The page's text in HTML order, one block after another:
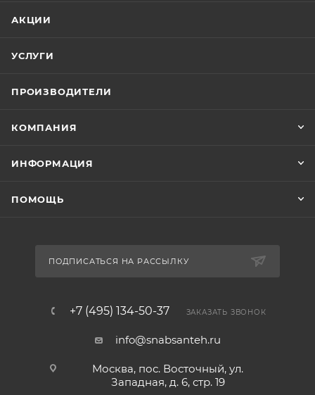
АКЦИИ
УСЛУГИ
ПРОИЗВОДИТЕЛИ
КОМПАНИЯ
ИНФОРМАЦИЯ
ПОМОЩЬ
ПОДПИСАТЬСЯ НА РАССЫЛКУ
+7 (495) 134-50-37 ЗАКАЗАТЬ ЗВОНОК
info@snabsanteh.ru
Москва, пос. Восточный, ул.
Западная, д. 6, стр. 19